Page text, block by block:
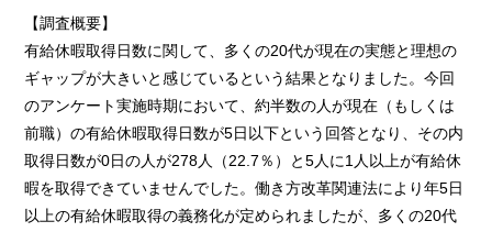
【調査概要】
有給休暇取得日数に関して、多くの20代が現在の実態と理想の
ギャップが大きいと感じているという結果となりました。今回
のアンケート実施時期において、約半数の人が現在（もしくは
前職）の有給休暇取得日数が5日以下という回答となり、その内
取得日数が0日の人が278人（22.7％）と5人に1人以上が有給休
暇を取得できていませんでした。働き方改革関連法により年5日
以上の有給休暇取得の義務化が定められましたが、多くの20代